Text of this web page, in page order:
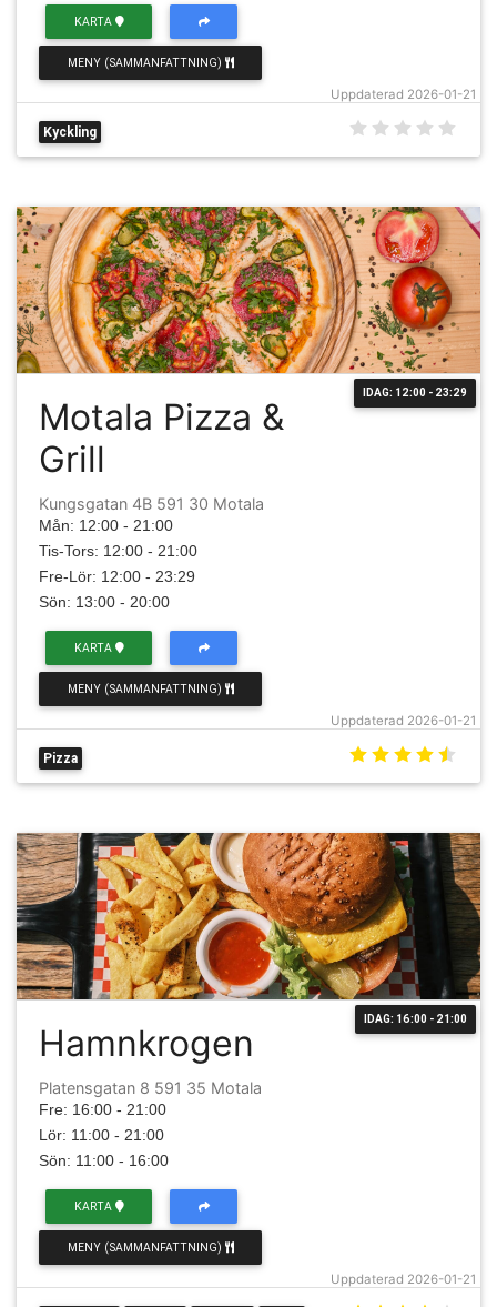
Uppdaterad 2026-01-21
KARTA
MENY (SAMMANFATTNING)
Kyckling
IDAG: 12:00 - 23:29
Motala Pizza &
Grill
Kungsgatan 4B 591 30 Motala
Mån: 12:00 - 21:00
Tis-Tors: 12:00 - 21:00
Fre-Lör: 12:00 - 23:29
Sön: 13:00 - 20:00
Uppdaterad 2026-01-21
KARTA
MENY (SAMMANFATTNING)
Pizza
IDAG: 16:00 - 21:00
Hamnkrogen
Platensgatan 8 591 35 Motala
Fre: 16:00 - 21:00
Lör: 11:00 - 21:00
Sön: 11:00 - 16:00
Uppdaterad 2026-01-21
KARTA
MENY (SAMMANFATTNING)